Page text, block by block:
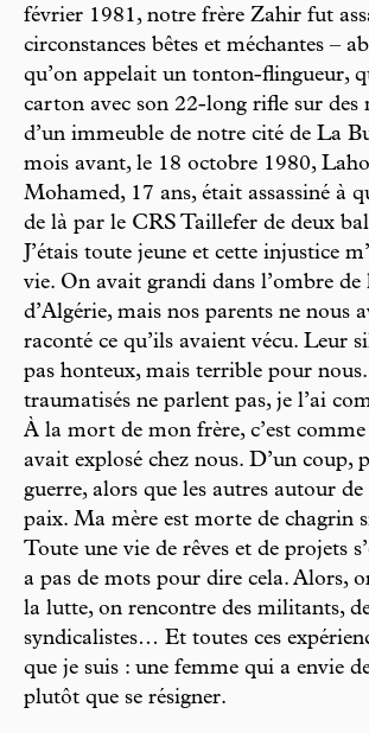
février 1981, notre frère Zahir fut
circonstances bêtes et méchantes –
qu’on appelait un tonton-flingueur,
carton avec son 22-long rifle sur des
d’un immeuble de notre cité de La
mois avant, le 18 octobre 1980,
Mohamed, 17 ans, était assassiné à
de là par le CRS Taillefer de deux
J’étais toute jeune et cette injustice
vie. On avait grandi dans l’ombre de
d’Algérie, mais nos parents ne nous
raconté ce qu’ils avaient vécu. Leur
pas honteux, mais terrible pour
traumatisés ne parlent pas, je l’ai
À la mort de mon frère, c’est
avait explosé chez nous. D’un coup,
guerre, alors que les autres autour
paix. Ma mère est morte de chagrin
Toute une vie de rêves et de projets
a pas de mots pour dire cela. Alors,
la lutte, on rencontre des militants,
syndicalistes… Et toutes ces
que je suis : une femme qui a envie
plutôt que se résigner.